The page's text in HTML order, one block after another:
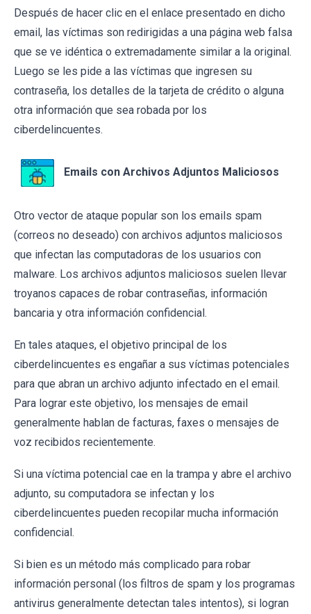
Después de hacer clic en el enlace presentado en dicho
email, las víctimas son redirigidas a una página web falsa
que se ve idéntica o extremadamente similar a la original.
Luego se les pide a las víctimas que ingresen su
contraseña, los detalles de la tarjeta de crédito o alguna
otra información que sea robada por los
ciberdelincuentes.
Emails con Archivos Adjuntos Maliciosos
Otro vector de ataque popular son los emails spam
(correos no deseado) con archivos adjuntos maliciosos
que infectan las computadoras de los usuarios con
malware. Los archivos adjuntos maliciosos suelen llevar
troyanos capaces de robar contraseñas, información
bancaria y otra información confidencial.
En tales ataques, el objetivo principal de los
ciberdelincuentes es engañar a sus víctimas potenciales
para que abran un archivo adjunto infectado en el email.
Para lograr este objetivo, los mensajes de email
generalmente hablan de facturas, faxes o mensajes de
voz recibidos recientemente.
Si una víctima potencial cae en la trampa y abre el archivo
adjunto, su computadora se infectan y los
ciberdelincuentes pueden recopilar mucha información
confidencial.
Si bien es un método más complicado para robar
información personal (los filtros de spam y los programas
antivirus generalmente detectan tales intentos), si logran